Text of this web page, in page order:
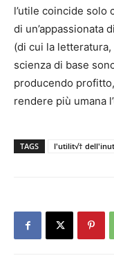
l’utile coincide solo
di un’appassionata
(di cui la letteratura,
scienza di base
producendo
rendere più umana
TAGS l'utilit√†